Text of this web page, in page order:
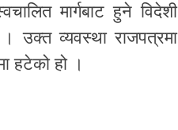
मार्गबाट हुने विदेशी
। उक्त व्यवस्था राजपत्रमा
हटेको हो ।